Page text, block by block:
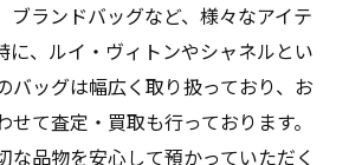
ブランドバッグなど、様々なアイテ
に、ルイ・ヴィトンやシャネルとい
バッグは幅広く取り扱っており、お
て査定・買取も行っております。
な品物を安心して預かっていただく